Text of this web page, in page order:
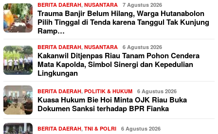
BERITA DAERAH, NUSANTARA 7 Agustus 2026
Trauma Banjir Belum Hilang, Warga Hutanabolon
Pilih Tinggal di Tenda karena Tanggul Tak Kunjung
Ramp…
BERITA DAERAH, NUSANTARA 6 Agustus 2026
Kakanwil Ditjenpas Riau Tanam Pohon Cendera
Mata Kapolda, Simbol Sinergi dan Kepedulian
Lingkungan
BERITA DAERAH, POLITIK & HUKUM 6 Agustus 2026
Kuasa Hukum Bie Hoi Minta OJK Riau Buka
Dokumen Sanksi terhadap BPR Fianka
BERITA DAERAH, TNI & POLRI 6 Agustus 2026